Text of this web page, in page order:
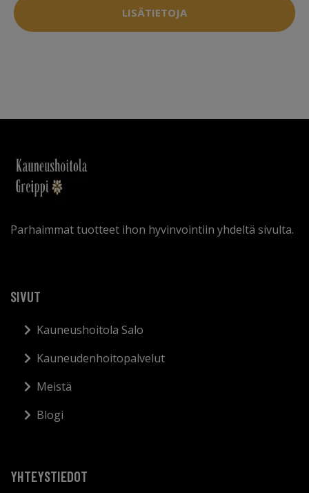
LISÄTIETOJA
Parhaimmat tuotteet ihon hyvinvointiin yhdeltä sivulta.
SIVUT
Kauneushoitola Salo
Kauneudenhoitopalvelut
Meistä
Blogi
YHTEYSTIEDOT